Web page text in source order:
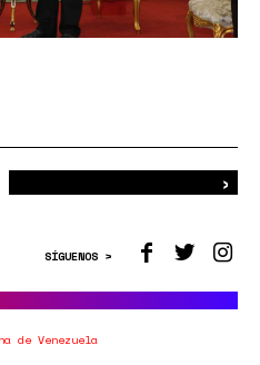
›
SÍGUENOS >
de Venezuela